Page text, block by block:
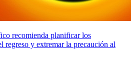
recomienda planificar los
regreso y extremar la precaución al